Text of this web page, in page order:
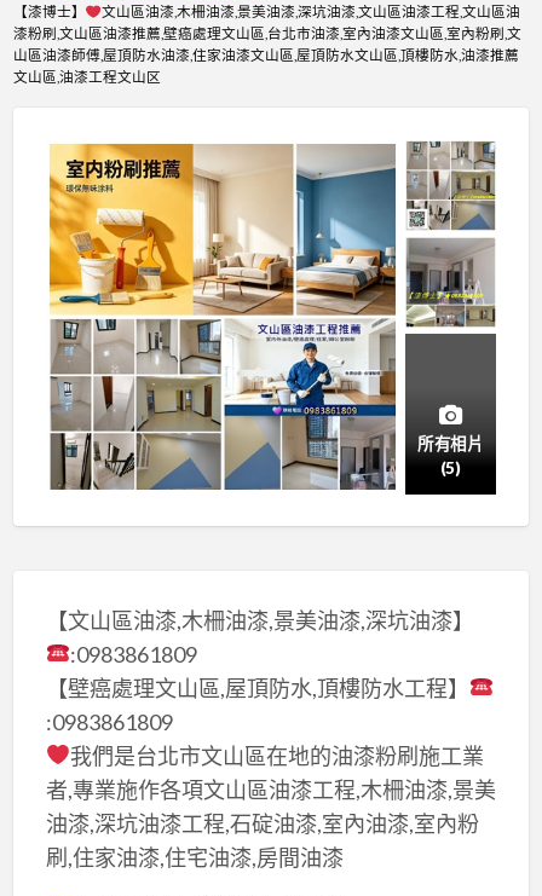
【漆博士】
文山區油漆,木柵油漆,景美油漆,深坑油漆,文山區油漆工程,文山區油
漆粉刷,文山區油漆推薦,壁癌處理文山區,台北市油漆,室內油漆文山區,室內粉刷,文
山區油漆師傅,屋頂防水油漆,住家油漆文山區,屋頂防水文山區,頂樓防水,油漆推薦
文山區,油漆工程文山区
所有相片
(5)
【文山區油漆,木柵油漆,景美油漆,深坑油漆】
:0983861809
【壁癌處理文山區,屋頂防水,頂樓防水工程】
:0983861809
我們是台北市文山區在地的油漆粉刷施工業
者,專業施作各項文山區油漆工程,木柵油漆,景美
油漆,深坑油漆工程,石碇油漆,室內油漆,室內粉
刷,住家油漆,住宅油漆,房間油漆